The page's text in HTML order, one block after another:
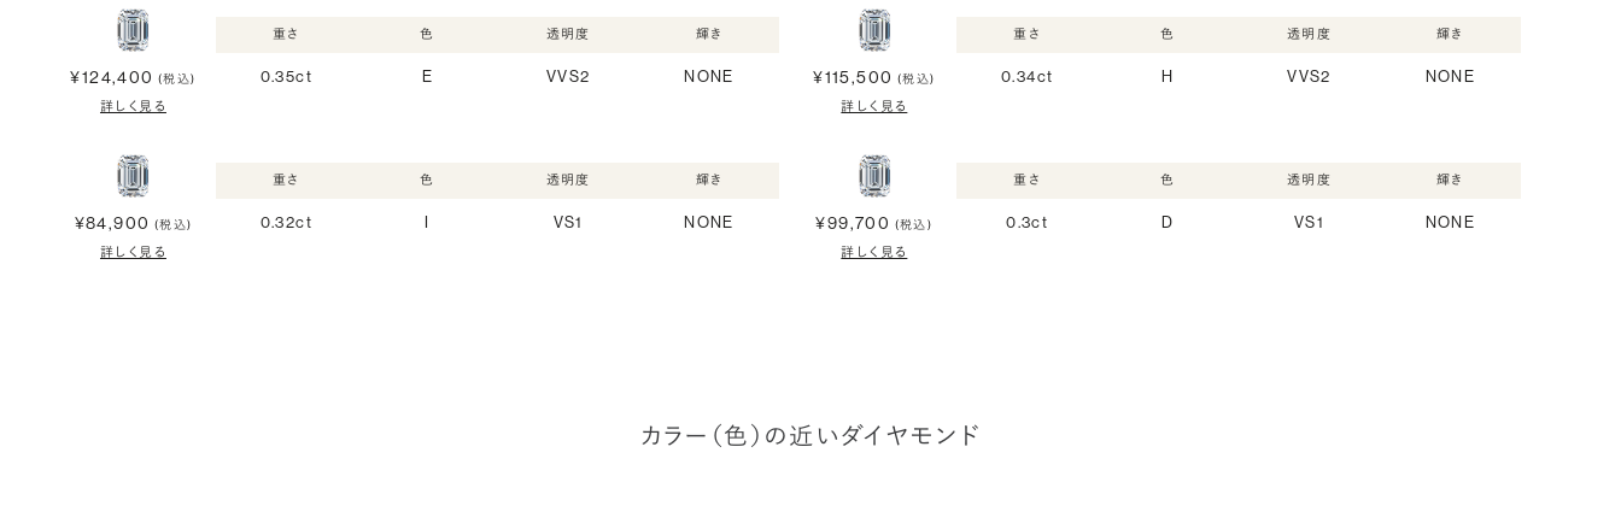
¥124,400 (税込)
詳しく見る
重さ
0.35ct
色
E
透明度
VVS2
輝き
NONE ¥115,500 (税込)
詳しく見る
重さ
0.34ct
色
H
透明度
VVS2
輝き
NONE
¥84,900 (税込)
詳しく見る
重さ
0.32ct
色 透明度
VS1
輝き
NONE ¥99,700 (税込)
詳しく見る
重さ
0.3ct
色
D
透明度
VS1
輝き
NONE
カラー（色）の近いダイヤモンド